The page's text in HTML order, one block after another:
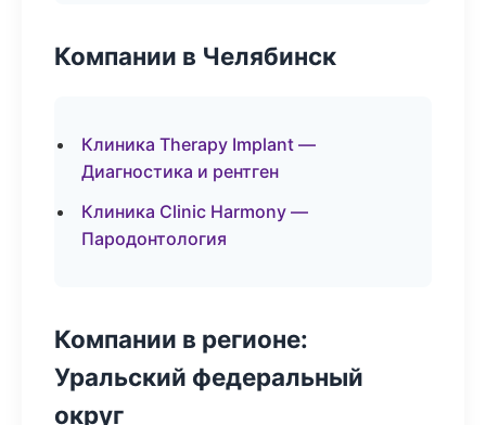
Компании в Челябинск
Клиника Therapy Implant —
Диагностика и рентген
Клиника Clinic Harmony —
Пародонтология
Компании в регионе:
Уральский федеральный
округ